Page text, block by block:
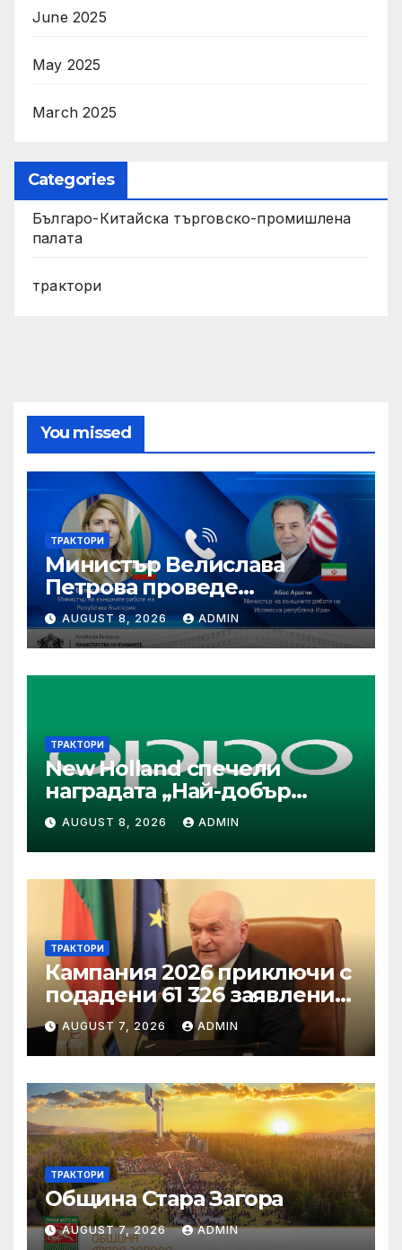
June 2025
May 2025
March 2025
Categories
Българо-Китайска търговско-промишлена
палата
трактори
You missed
ТРАКТОРИ
Министър Велислава
Петрова проведе
телефонен разговор с
министъра на външните
работи на Ислямска
република Иран Абас
AUGUST 8, 2026 ADMIN
ТРАКТОРИ
New Holland спечели
наградата „Най-добър
специализиран трактор“ на
конкурса Tractor of the Year
2026
AUGUST 8, 2026 ADMIN
ТРАКТОРИ
Кампания 2026 приключи с
подадени 61 326 заявления
за подпомагане
AUGUST 7, 2026 ADMIN
ТРАКТОРИ
Община Стара Загора
AUGUST 7, 2026 ADMIN